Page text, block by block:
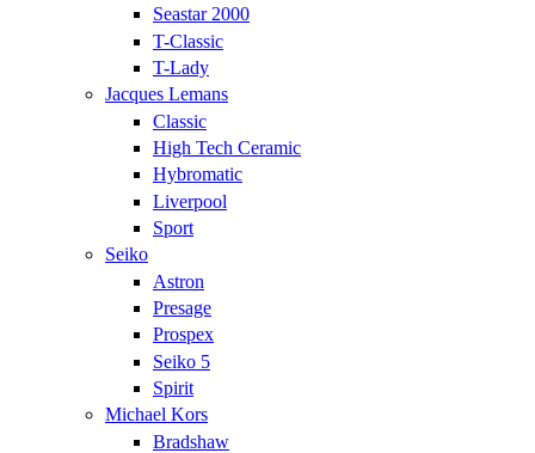
Seastar 2000
T-Classic
T-Lady
Jacques Lemans
Classic
High Tech Ceramic
Hybromatic
Liverpool
Sport
Seiko
Astron
Presage
Prospex
Seiko 5
Spirit
Michael Kors
Bradshaw